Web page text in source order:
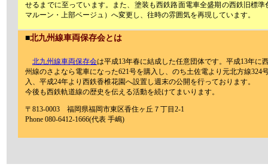
せるまでに至っています。また、塗装も西鉄路面電車全盛期の西鉄旧標準
マルーン・上部ベージュ）へ変更し、往時の雰囲気を再現しています。
■北九州線車両保存会とは
北九州線車両保存会は平成13年春に結成した任意団体です。平成13年に
州線のさよなら電車になった621号を購入し、のち土佐電より元北方線324
入、平成24年より西鉄香椎花園へ設置し週末の公開を行っております。
今後も西鉄軌道線の歴史を伝える活動を続けてまいります。
〒813-0003 福岡県福岡市東区香住ヶ丘７丁目2-1
Phone 080-6412-1666(代表 手嶋)